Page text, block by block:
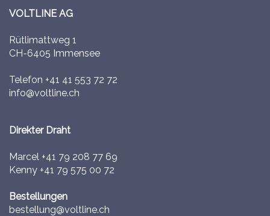
VOLTLINE AG
Rütlimattweg 1
CH-6405 Immensee
Telefon +41 41 553 72 72
info@voltline.ch
Direkter Draht
Marcel +41 79 208 77 69
Kenny +41 79 575 00 72
Bestellungen
bestellung@voltline.ch